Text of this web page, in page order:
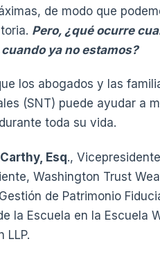
de modo que
Pero, ¿qué ocurre
ya no estamos?
los abogados y las
(SNT) puede ayudar a
toda su vida.
Esq.,
Washington Trust
de Patrimonio
la Escuela en la Escuela
LLP.